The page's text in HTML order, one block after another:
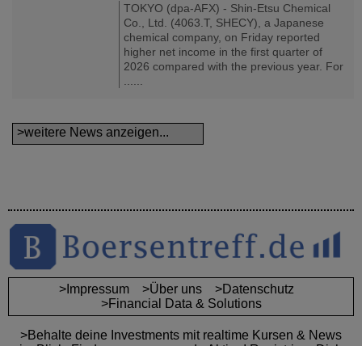
TOKYO (dpa-AFX) - Shin-Etsu Chemical
Co., Ltd. (4063.T, SHECY), a Japanese
chemical company, on Friday reported
higher net income in the first quarter of
2026 compared with the previous year. For
>weitere News anzeigen...
>Impressum >Über uns
>Datenschutz
>Financial Data & Solutions
>Behalte deine Investments mit realtime Kursen & News